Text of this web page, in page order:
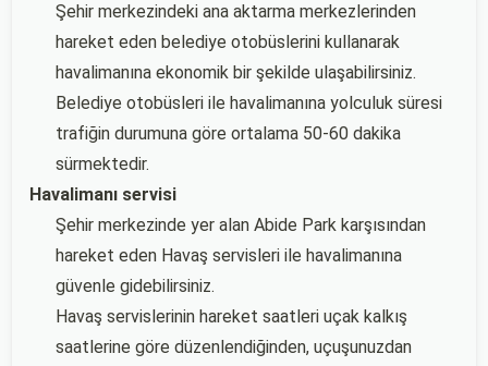
Şehir merkezindeki ana aktarma merkezlerinden
hareket eden belediye otobüslerini kullanarak
havalimanına ekonomik bir şekilde ulaşabilirsiniz.
Belediye otobüsleri ile havalimanına yolculuk süresi
trafiğin durumuna göre ortalama 50-60 dakika
sürmektedir.
Havalimanı servisi
Şehir merkezinde yer alan Abide Park karşısından
hareket eden Havaş servisleri ile havalimanına
güvenle gidebilirsiniz.
Havaş servislerinin hareket saatleri uçak kalkış
saatlerine göre düzenlendiğinden, uçuşunuzdan